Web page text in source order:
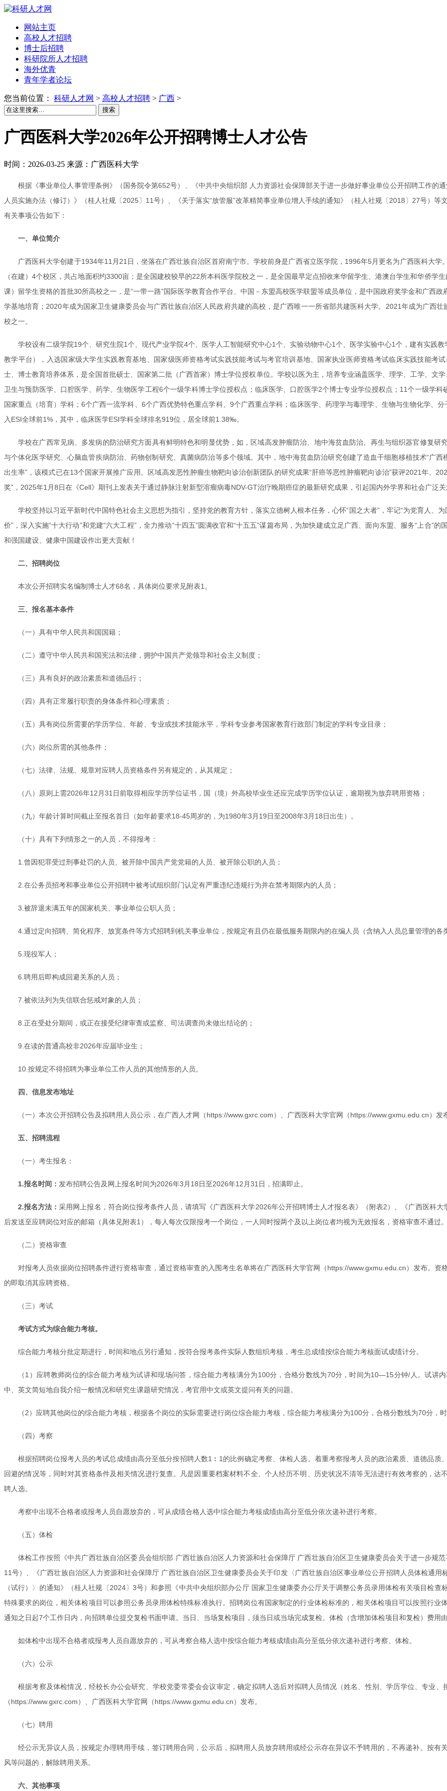
网站主页
高校人才招聘
博士后招聘
科研院所人才招聘
海外优青
青年学者论坛
您当前位置： 科研人才网 > 高校人才招聘 > 广西 >
搜索
广西医科大学2026年公开招聘博士人才公告
时间：2026-03-25 来源：广西医科大学
根据《事业单位人事管理条例》（国务院令第652号）、《中共中央组织部 人力资源社会保障部关于进一步做好事业单位公开招聘工作的
人员实施办法（修订）》（桂人社规〔2025〕11号）、《关于落实“放管服”改革精简事业单位增人手续的通知》（桂人社规〔2018〕27号）
有关事项公告如下：
一、单位简介
广西医科大学创建于1934年11月21日，坐落在广西壮族自治区首府南宁市。学校前身是广西省立医学院，1996年5月更名为广西医科大
（在建）4个校区，共占地面积约3300亩；是全国建校较早的22所本科医学院校之一，是全国最早定点招收来华留学生、港澳台学生和华侨学
课）留学生资格的首批30所高校之一，是“一带一路”国际医学教育合作平台、中国－东盟高校医学联盟等成员单位，是中国政府奖学金和广西
学基地培育；2020年成为国家卫生健康委员会与广西壮族自治区人民政府共建的高校，是广西唯一一所省部共建医科大学。2021年成为广西
校之一。
学校设有二级学院19个、研究生院1个、现代产业学院4个、医学人工智能研究中心1个、实验动物中心1个、医学实验中心1个，建有实践
教学平台），入选国家级大学生实践教育基地、国家级医师资格考试实践技能考试与考官培训基地、国家执业医师资格考试临床实践技能考
士、博士教育培养体系，是全国首批硕士、国家第二批（广西首家）博士学位授权单位。学校以医为主，培养专业涵盖医学、理学、工学、文
卫生与预防医学、口腔医学、药学、生物医学工程6个一级学科博士学位授权点；临床医学、口腔医学2个博士专业学位授权点；11个一级学
国家重点（培育）学科；6个广西一流学科、6个广西优势特色重点学科、9个广西重点学科；临床医学、药理学与毒理学、生物与生物化学、
入ESI全球前1%，其中，临床医学ESI学科全球排名919位，居全球前1.38‰。
学校在广西常见病、多发病的防治研究方面具有鲜明特色和明显优势，如，区域高发肿瘤防治、地中海贫血防治、再生与组织器官修复
与个体化医学研究、心脑血管疾病防治、药物创制研究、真菌病防治等多个领域。其中，地中海贫血防治研究创建了造血干细胞移植技术“广
出生率”，该模式已在13个国家开展推广应用。区域高发恶性肿瘤生物靶向诊治创新团队的研究成果“肝癌等恶性肿瘤靶向诊治”获评2021年、
奖”，2025年1月8日在《Cell》期刊上发表关于通过静脉注射新型溶瘤病毒NDV-GT治疗晚期癌症的最新研究成果，引起国内外学界和社会广泛关
学校坚持以习近平新时代中国特色社会主义思想为指引，坚持党的教育方针，落实立德树人根本任务，心怀“国之大者”，牢记“为党育人、
价”，深入实施“十大行动”和党建“六大工程”，全力推动“十四五”圆满收官和“十五五”谋篇布局，为加快建成立足广西、面向东盟、服务“上合”
和强国建设、健康中国建设作出更大贡献！
二、招聘岗位
本次公开招聘实名编制博士人才68名，具体岗位要求见附表1。
三、报名基本条件
（一）具有中华人民共和国国籍；
（二）遵守中华人民共和国宪法和法律，拥护中国共产党领导和社会主义制度；
（三）具有良好的政治素质和道德品行；
（四）具有正常履行职责的身体条件和心理素质；
（五）具有岗位所需要的学历学位、年龄、专业或技术技能水平，学科专业参考国家教育行政部门制定的学科专业目录；
（六）岗位所需的其他条件；
（七）法律、法规、规章对应聘人员资格条件另有规定的，从其规定；
（八）原则上需2026年12月31日前取得相应学历学位证书，国（境）外高校毕业生还应完成学历学位认证，逾期视为放弃聘用资格；
（九）年龄计算时间截止至报名首日（如年龄要求18-45周岁的，为1980年3月19日至2008年3月18日出生）。
（十）具有下列情形之一的人员，不得报考：
1.曾因犯罪受过刑事处罚的人员、被开除中国共产党党籍的人员、被开除公职的人员；
2.在公务员招考和事业单位公开招聘中被考试组织部门认定有严重违纪违规行为并在禁考期限内的人员；
3.被辞退未满五年的国家机关、事业单位公职人员；
4.通过定向招聘、简化程序、放宽条件等方式招聘到机关事业单位，按规定有且仍在最低服务期限内的在编人员（含纳入人员总量管理的各
5.现役军人；
6.聘用后即构成回避关系的人员；
7.被依法列为失信联合惩戒对象的人员；
8.正在受处分期间，或正在接受纪律审查或监察、司法调查尚未做出结论的；
9.在读的普通高校非2026年应届毕业生；
10.按规定不得招聘为事业单位工作人员的其他情形的人员。
四、信息发布地址
（一）本次公开招聘公告及拟聘用人员公示，在广西人才网（https://www.gxrc.com）、广西医科大学官网（https://www.gxmu.edu.cn）发
五、招聘流程
（一）考生报名：
1.报名时间： 发布招聘公告及网上报名时间为2026年3月18日至2026年12月31日，招满即止。
2.报名方法：采用网上报名，符合岗位报考条件人员，请填写《广西医科大学2026年公开招聘博士人才报名表》（附表2）、《广西医科
后发送至应聘岗位对应的邮箱（具体见附表1），每人每次仅限报考一个岗位，一人同时报两个及以上岗位者均视为无效报名，资格审查不通过。
（二）资格审查
对报考人员依据岗位招聘条件进行资格审查，通过资格审查的入围考生名单将在广西医科大学官网（https://www.gxmu.edu.cn）发布。
的即取消其应聘资格。
（三）考试
考试方式为综合能力考核。
综合能力考核分批定期进行，时间和地点另行通知，按符合报考条件实际人数组织考核，考生总成绩按综合能力考核面试成绩计分。
（1）应聘教师岗位的综合能力考核为试讲和现场问答，综合能力考核满分为100分，合格分数线为70分，时间为10—15分钟/人。试讲
中、英文简短地自我介绍一般情况和研究生课题研究情况，考官用中文或英文提问有关的问题。
（2）应聘其他岗位的综合能力考核，根据各个岗位的实际需要进行岗位综合能力考核，综合能力考核满分为100分，合格分数线为70分，
（四）考察
根据招聘岗位报考人员的考试总成绩由高分至低分按招聘人数1︰1的比例确定考察、体检人选。着重考察报考人员的政治素质、道德品
回避的情况等，同时对其资格条件及相关情况进行复查。凡是因重要档案材料不全、个人经历不明、历史状况不清等无法进行有效考察的，
聘人选。
考察中出现不合格者或报考人员自愿放弃的，可从成绩合格人选中综合能力考核成绩由高分至低分依次递补进行考察。
（五）体检
体检工作按照《中共广西壮族自治区委员会组织部 广西壮族自治区人力资源和社会保障厅 广西壮族自治区卫生健康委员会关于进一步规
11号）、《广西壮族自治区人力资源和社会保障厅 广西壮族自治区卫生健康委员会关于印发〈广西壮族自治区事业单位公开招聘人员体检通
（试行）〉的通知》（桂人社规〔2024〕3号）和参照《中共中央组织部办公厅 国家卫生健康委办公厅关于调整公务员录用体检有关项目检
特殊要求的岗位，相关体检项目可以参照公务员录用体检特殊标准执行。招聘岗位有国家制定的行业体检标准的，相关体检项目可以按照行
通知之日起7个工作日内，向招聘单位提交复检书面申请。当日、当场复检项目，须当日或当场完成复检。体检（含增加体检项目和复检）费用
如体检中出现不合格者或报考人员自愿放弃的，可从考察合格人选中按综合能力考核成绩由高分至低分依次递补进行考察、体检。
（六）公示
根据考察及体检情况，经校长办公会研究、学校党委常委会会议审定，确定拟聘人选后对拟聘人员情况（姓名、性别、学历学位、专业
（https://www.gxrc.com）、广西医科大学官网（https://www.gxmu.edu.cn）发布。
（七）聘用
经公示无异议人员，按规定办理聘用手续，签订聘用合同，公示后，拟聘用人员放弃聘用或经公示存在异议不予聘用的，不再递补。按
风等问题的，解除聘用关系。
六、其他事项